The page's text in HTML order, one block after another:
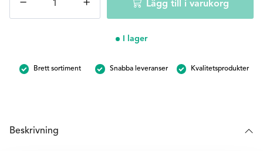
−
Bambu
plommon
+ Lägg till i varukorg
I lager
Brett sortiment Snabba leveranser Kvalitetsprodukter
Beskrivning